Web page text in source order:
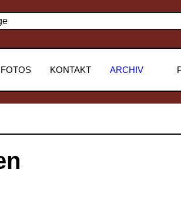
FOTOS KONTAKT ARCHIV